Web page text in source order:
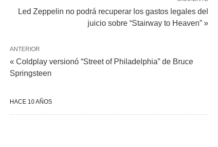
Led Zeppelin no podrá recuperar los gastos legales del
juicio sobre “Stairway to Heaven” »
ANTERIOR
« Coldplay versionó “Street of Philadelphia” de Bruce
Springsteen
HACE 10 AÑOS